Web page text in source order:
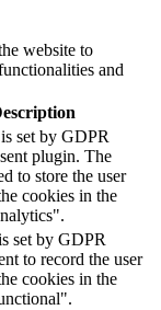
website to
and
set by GDPR
plugin. The
to store the user
cookies in the
set by GDPR
to record the user
cookies in the